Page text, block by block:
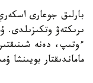
بارلىق جوعارى
ىرىكتەۋ وتكىزىلدى.
ءوتىپ، دەنە
ماماندىقتار بويىنشا